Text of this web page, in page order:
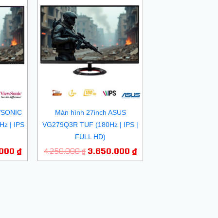
| IPS
₫.
₫
hiện
tại
là:
4.150.000 ₫.
Màn hình 27inch ASUS
VG279Q3R TUF (180Hz | IPS |
FULL HD)
4.250.000₫
là:
4.250.000 ₫.
3.650.000 ₫
hiện
là: